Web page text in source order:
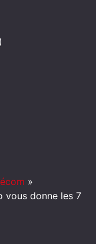
»
vous donne les 7